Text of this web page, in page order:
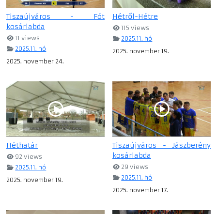
Tiszaújváros - Fót
kosárlabda
11 views
2025.11. hó
2025. november 24.
Hétről-Hétre
115 views
2025.11. hó
2025. november 19.
Héthatár
92 views
2025.11. hó
2025. november 19.
Tiszaújváros - Jászberény
kosárlabda
29 views
2025.11. hó
2025. november 17.